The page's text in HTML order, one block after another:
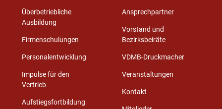
Überbetriebliche
Ausbildung
Firmenschulungen
Personalentwicklung
Impulse für den
Vertrieb
Aufstiegsfortbildung
Ansprechpartner
Vorstand und
Bezirksbeiräte
VDMB-Druckmacher
Veranstaltungen
Kontakt